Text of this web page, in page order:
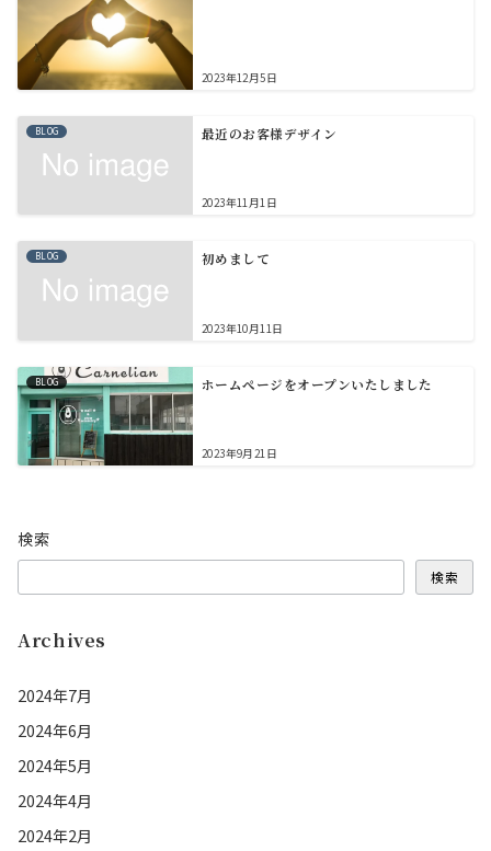
2023年12月5日
BLOG 最近のお客様デザイン
2023年11月1日
BLOG 初めまして
2023年10月11日
BLOG ホームぺージをオープンいたしました
2023年9月21日
検索
検索
Archives
2024年7月
2024年6月
2024年5月
2024年4月
2024年2月